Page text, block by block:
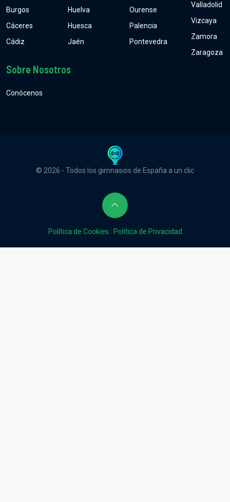
Burgos
Cáceres
Cádiz
Huelva
Huesca
Jaén
Ourense
Palencia
Pontevedra
Valladolid
Vizcaya
Zamora
Zaragoza
Sobre Nosotros
Conócenos
© 2026 - Todos los gimnasios de España a un clic
Política de Cookies Política de Privacidad